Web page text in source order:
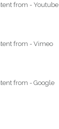
from - Youtube
from - Vimeo
from - Google